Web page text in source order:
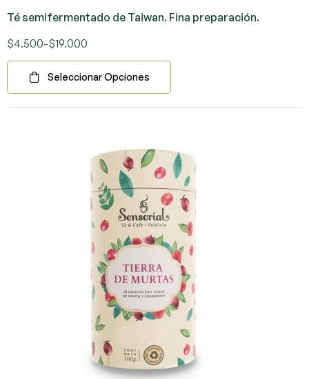
Té semifermentado de Taiwan. Fina preparación.
$4.500-$19.000
Seleccionar Opciones